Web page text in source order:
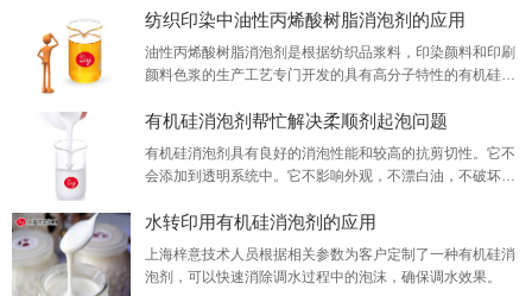
纺织印染中油性丙烯酸树脂消泡剂的应用
油性丙烯酸树脂消泡剂是根据纺织品浆料，印染颜料和印刷
颜料色浆的生产工艺专门开发的具有高分子特性的有机硅消
有机硅消泡剂帮忙解决柔顺剂起泡问题
有机硅消泡剂​具有良好的消泡性能和较高的抗剪切性。它不
会添加到透明系统中。它不影响外观，不漂白油，不破坏牛
不利影响。
水转印用有机硅消泡剂的应用
上海梓意技术人员根据相关参数为客户定制了一种有机硅消
泡剂，可以快速消除调水过程中的泡沫，确保调水效果。